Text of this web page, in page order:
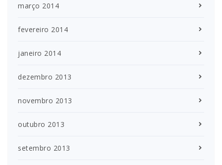
março 2014
fevereiro 2014
janeiro 2014
dezembro 2013
novembro 2013
outubro 2013
setembro 2013